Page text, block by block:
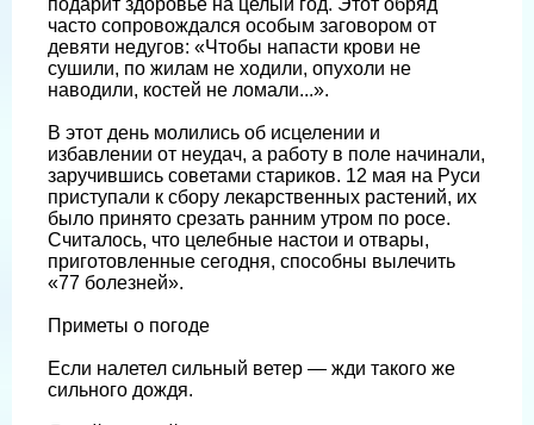
подарит здоровье на целый год. Этот обряд
часто сопровождался особым заговором от
девяти недугов: «Чтобы напасти крови не
сушили, по жилам не ходили, опухоли не
наводили, костей не ломали...».
В этот день молились об исцелении и
избавлении от неудач, а работу в поле начинали,
заручившись советами стариков. 12 мая на Руси
приступали к сбору лекарственных растений, их
было принято срезать ранним утром по росе.
Считалось, что целебные настои и отвары,
приготовленные сегодня, способны вылечить
«77 болезней».
Приметы о погоде
Если налетел сильный ветер — жди такого же
сильного дождя.